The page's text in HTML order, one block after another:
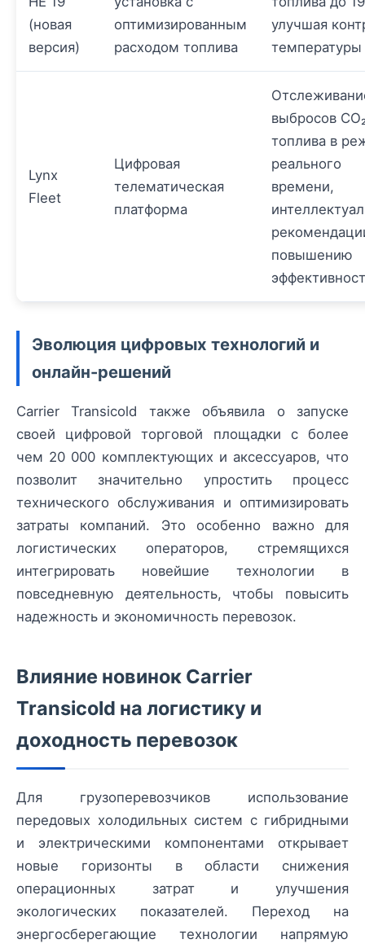
(новая
версия)
оптимизированным
расходом топлива
улучшая
температуры
Lynx
Fleet
Цифровая
телематическая
платформа
выбросов
топлива в
реального
времени,
повышению
Эволюция цифровых технологий и
онлайн-решений
Carrier Transicold также объявила о запуске
своей цифровой торговой площадки с более
чем 20 000 комплектующих и аксессуаров, что
позволит значительно упростить процесс
технического обслуживания и оптимизировать
затраты компаний. Это особенно важно для
логистических операторов, стремящихся
интегрировать новейшие технологии в
повседневную деятельность, чтобы повысить
надежность и экономичность перевозок.
Влияние новинок Carrier
Transicold на логистику и
доходность перевозок
Для грузоперевозчиков использование
передовых холодильных систем с гибридными
и электрическими компонентами открывает
новые горизонты в области снижения
операционных затрат и улучшения
экологических показателей. Переход на
энергосберегающие технологии напрямую